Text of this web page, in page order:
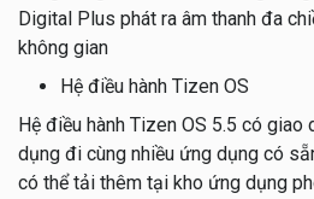
Digital Plus phát ra âm thanh đa
không gian
Hệ điều hành Tizen OS
Hệ điều hành Tizen OS 5.5 có giao
dụng đi cùng nhiều ứng dụng có
có thể tải thêm tại kho ứng dụng